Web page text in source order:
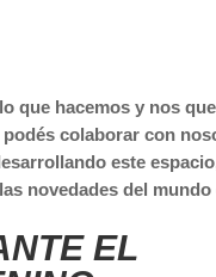
que hacemos y nos
colaborar con
este
novedades del
EL